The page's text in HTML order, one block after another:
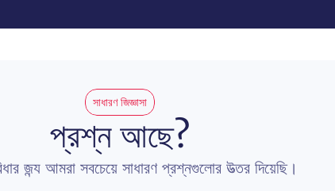
সাধারণ জিজ্ঞাসা
প্রশ্ন আছে?
জন্য আমরা সবচেয়ে সাধারণ প্রশ্নগুলোর উত্তর দিয়েছি।